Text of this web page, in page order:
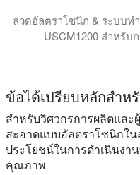
ลวดอัลตราโซนิก & ระบบทํ
USCM1200 สําหรั
ข้อได้เปรียบหลักสำห
สำหรับวิศวกรการผลิตและ
สะอาดแบบอัลตราโซนิกใ
ประโยชน์ในการดำเนินงา
คุณภาพ